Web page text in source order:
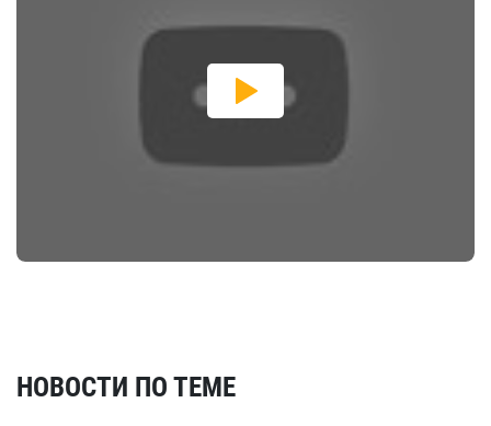
НОВОСТИ ПО ТЕМЕ